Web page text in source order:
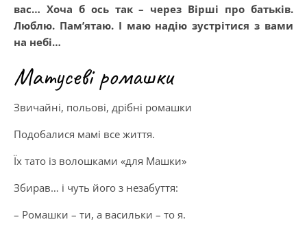
вас… Хоча б ось так – через Вірші про батьків.
Люблю. Пам’ятаю. І маю надію зустрітися з вами
на небі…
Матусеві ромашки
Звичайні, польові, дрібні ромашки
Подобалися мамі все життя.
Їх тато із волошками «для Машки»
Збирав… і чуть його з незабуття:
– Ромашки – ти, а васильки – то я.